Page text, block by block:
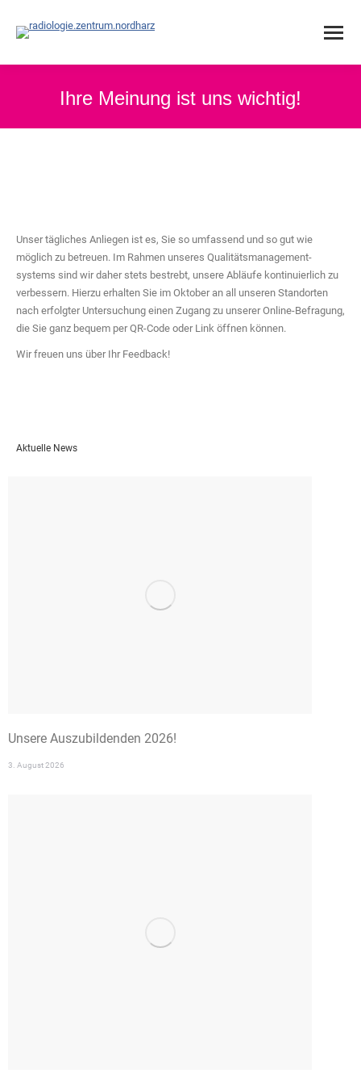
Ihre Meinung ist uns wichtig!
Unser tägliches Anliegen ist es, Sie so umfassend und so gut wie
möglich zu betreuen. Im Rahmen unseres Qualitätsmanagement-
systems sind wir daher stets bestrebt, unsere Abläufe kontinuierlich zu
verbessern. Hierzu erhalten Sie im Oktober an all unseren Standorten
nach erfolgter Untersuchung einen Zugang zu unserer Online-Befragung,
die Sie ganz bequem per QR-Code oder Link öffnen können.
Wir freuen uns über Ihr Feedback!
Aktuelle News
Unsere Auszubildenden 2026!
3. August 2026